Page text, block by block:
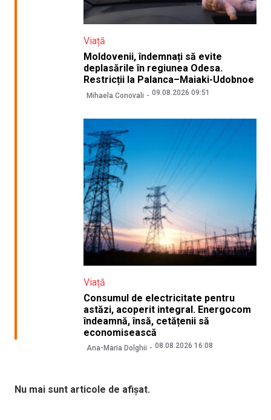
Viață
Moldovenii, îndemnați să evite
deplasările în regiunea Odesa.
Restricții la Palanca–Maiaki-Udobnoe
Mihaela Conovali 09.08.2026 09:51
Viață
Consumul de electricitate pentru
astăzi, acoperit integral. Energocom
îndeamnă, însă, cetățenii să
economisească
Ana-Maria Dolghii 08.08.2026 16:08
Nu mai sunt articole de afișat.